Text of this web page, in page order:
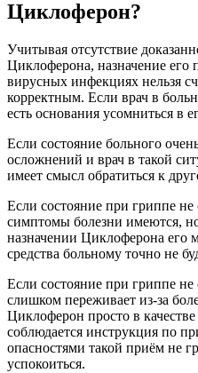
Циклоферон?
Учитывая отсутствие
Циклоферона, назначение его
вирусных инфекциях нельзя
корректным. Если врач в
есть основания усомниться в
Если состояние больного
осложнений и врач в такой
имеет смысл обратиться к
Если состояние при гриппе
симптомы болезни имеются,
назначении Циклоферона его
средства больному точно не
Если состояние при гриппе
слишком переживает из-за
Циклоферон просто в
соблюдается инструкция по
опасностями такой приём не
успокоиться.